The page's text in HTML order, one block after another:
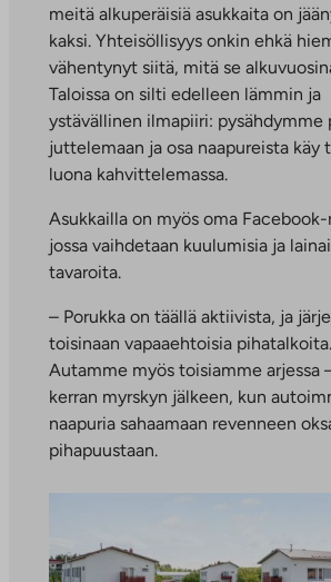
meitä alkuperäisiä asukkaita on
kaksi. Yhteisöllisyys onkin ehkä
vähentynyt siitä, mitä se
Taloissa on silti edelleen lämmin ja
ystävällinen ilmapiiri: pysähdymme
juttelemaan ja osa naapureista käy
luona kahvittelemassa.
Asukkailla on myös oma Facebook-
jossa vaihdetaan kuulumisia ja
tavaroita.
– Porukka on täällä aktiivista, ja
toisinaan vapaaehtoisia pihatalkoita.
Autamme myös toisiamme arjessa
kerran myrskyn jälkeen, kun
naapuria sahaamaan revenneen
pihapuustaan.